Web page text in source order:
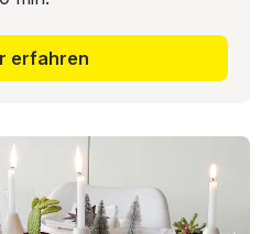
zuhause hat sich
tolle Idee für Namens-
Verwechslung ist
Ein Prosit der
erfahren